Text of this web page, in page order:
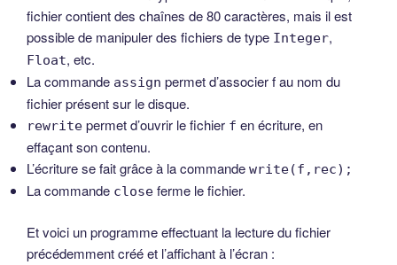
fichier contient des chaînes de 80 caractères, mais il est
possible de manipuler des fichiers de type Integer,
Float, etc.
La commande assign permet d’associer f au nom du
fichier présent sur le disque.
rewrite permet d’ouvrir le fichier f en écriture, en
effaçant son contenu.
L’écriture se fait grâce à la commande write(f,rec);
La commande close ferme le fichier.
Et voici un programme effectuant la lecture du fichier
précédemment créé et l’affichant à l’écran :